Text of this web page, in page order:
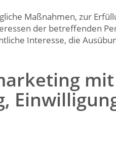
Maßnahmen, zur
der betreffenden
Interesse, die
mit